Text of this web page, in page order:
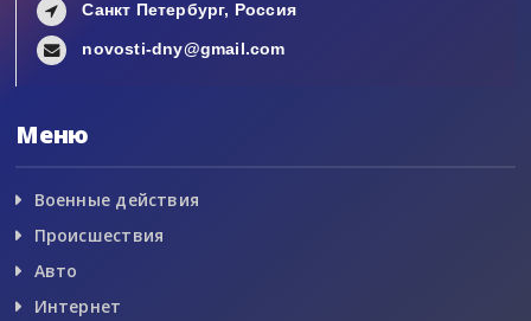
Санкт Петербург, Россия
novosti-dny@gmail.com
Меню
Военные действия
Происшествия
Авто
Интернет